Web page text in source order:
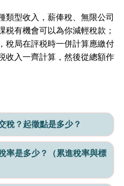
類型收入，薪俸稅、無限公司
税有機會可以為你減輕稅款；
稅局在評税時一併計算應繳付
收入一齊計算，然後從總額作
稅？起徵點是多少？
率是多少？（累進稅率與標